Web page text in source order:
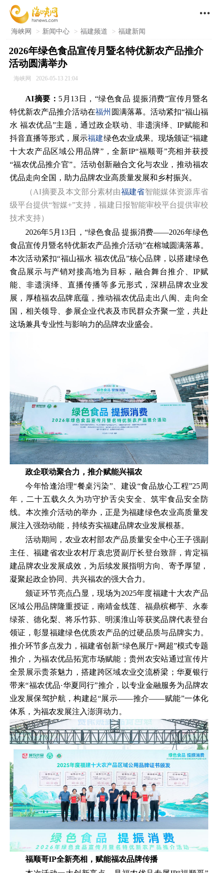

海峡网 > 新闻中心 > 福建频道 > 福建新闻
2026年绿色食品宣传月暨名特优新农产品推介
活动圆满举办
海峡网 2026-05-13 21:04
AI摘要： 5月13日，“绿色食品 提振消费”宣传月暨名
特优新农产品推介活动在福州 圆满落幕。活动紧扣“福山福
水 福农优品”主题，通过政企联动、非遗演绎、IP赋能和
抖音直播等形式，展示福建绿色农业成果。现场颁证“福建
十大农产品区域公用品牌”，全新IP“福顺哥”亮相并获授
“福农优品推介官”。活动创新融合文化与农业，推动福农
优品走向全国，助力品牌农业高质量发展和乡村振兴。
（AI摘要及本文部分素材由福建省智能媒体资源库省
级平台提供“智媒+”支持，福建日报智能审校平台提供审校
技术支持）
2026年5月13日，“绿色食品 提振消费——2026年绿色
食品宣传月暨名特优新农产品推介活动”在榕城圆满落幕。
本次活动紧扣“福山福水 福农优品”核心品牌，以搭建绿色
食品展示与产销对接高地为目标，融合舞台推介、IP赋
能、非遗演绎、直播传播等多元形式，深耕品牌农业发
展，厚植福农品牌底蕴，推动福农优品走出八闽、走向全
国，相关领导、参展企业代表及市民群众齐聚一堂，共赴
这场兼具专业性与影响力的品牌农业盛会。
政企联动聚合力，推介赋能兴福农
今年恰逢治理“餐桌污染”、建设“食品放心工程”25周
年，二十五载久久为功守护舌尖安全、筑牢食品安全防
线。本次推介活动的举办，正是为福建绿色农业高质量发
展注入强劲动能，持续夯实福建品牌农业发展根基。
活动期间，农业农村部农产品质量安全中心王子强副
主任、福建省农业农村厅袁忠贤副厅长登台致辞，肯定福
建品牌农业发展成效，为后续发展指明方向、寄予厚望，
凝聚起政企协同、共兴福农的强大合力。
颁证环节亮点凸显，现场为2025年度福建十大农产品
区域公用品牌隆重授证，南靖金线莲、福鼎槟榔芋、永泰
绿茶、德化梨、将乐竹荪、明溪淮山等获奖品牌代表登台
领证，彰显福建绿色优质农产品的过硬品质与品牌实力。
推介环节多点发力，福建省创新“绿色展厅+网超”模式专题
推介，为福农优品拓宽市场赋能；贵州农安站通过宣传片
全景展示贵茶魅力，搭建跨区域农业交流桥梁；华夏银行
带来“福农优品·华夏同行”推介，以专业金融服务为品牌农
业发展保驾护航，构建起“展示——推介——赋能”一体化
体系，为福农发展注入澎湃动力。
福顺哥IP全新亮相，赋能福农品牌传播